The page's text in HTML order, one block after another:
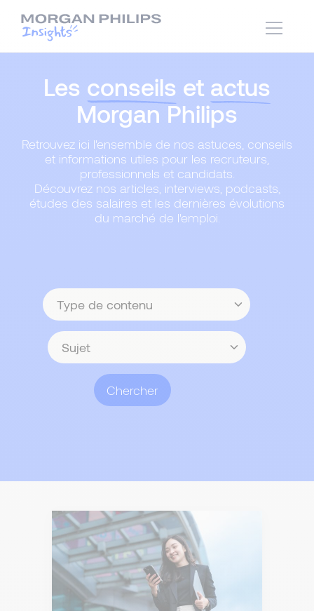
Les conseils et actus
Morgan Philips
Retrouvez ici l'ensemble de nos astuces, conseils
et informations utiles pour les recruteurs,
professionnels et candidats.
Découvrez nos articles, interviews, podcasts,
études des salaires et les dernières évolutions
du marché de l'emploi.
Type
de
contenu
Sujet
Chercher